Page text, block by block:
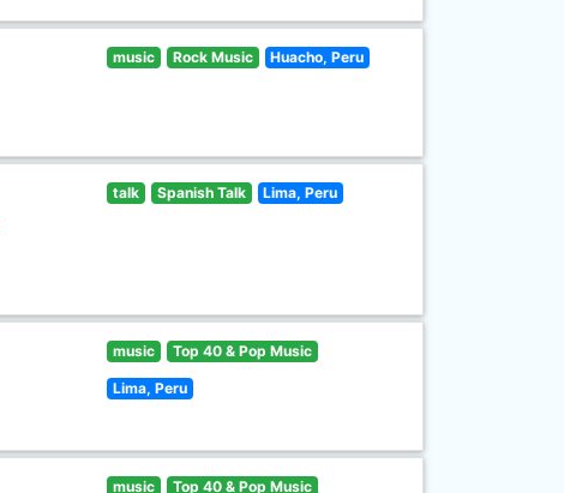
music Rock Music Huacho, Peru
talk Spanish Talk Lima, Peru
music Top 40 & Pop Music
Lima, Peru
music Top 40 & Pop Music